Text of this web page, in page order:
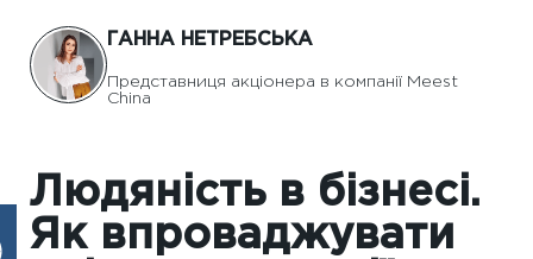
ГАННА НЕТРЕБСЬКА
Представниця акціонера в компанії Meest
China
Людяність в бізнесі.
Як впроваджувати